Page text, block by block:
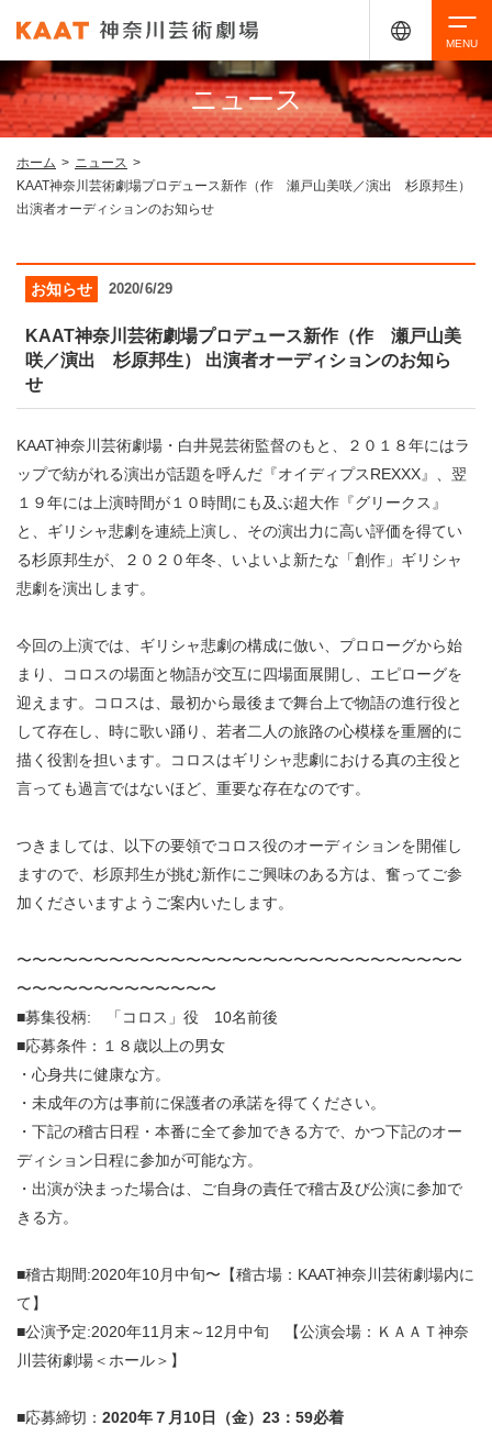
イベントを探す
・ イベント一覧
・ イベントカレンダー
ご来場案内
・ 館内サービス・アクセシビリティ
・ フロアマップ
・ レストラン/カフェ
・ 交通案内
・ よくある質問
施設を借りる
KAATについて
・ 芸術監督
・ 施設概要
・ フロアマップ
検索
アクセシビリティ チケット購入
ニュース
ホーム > ニュース >
KAAT神奈川芸術劇場プロデュース新作（作 瀬戸山美咲／演出 杉原邦生）
出演者オーディションのお知らせ
お知らせ 2020/6/29
KAAT神奈川芸術劇場プロデュース新作（作 瀬戸山美
咲／演出 杉原邦生） 出演者オーディションのお知ら
せ
KAAT神奈川芸術劇場・白井晃芸術監督のもと、２０１８年にはラ
ップで紡がれる演出が話題を呼んだ『オイディプスREXXX』、翌
１９年には上演時間が１０時間にも及ぶ超大作『グリークス』
と、ギリシャ悲劇を連続上演し、その演出力に高い評価を得てい
る杉原邦生が、２０２０年冬、いよいよ新たな「創作」ギリシャ
悲劇を演出します。
今回の上演では、ギリシャ悲劇の構成に倣い、プロローグから始
まり、コロスの場面と物語が交互に四場面展開し、エピローグを
迎えます。コロスは、最初から最後まで舞台上で物語の進行役と
して存在し、時に歌い踊り、若者二人の旅路の心模様を重層的に
描く役割を担います。コロスはギリシャ悲劇における真の主役と
言っても過言ではないほど、重要な存在なのです。
つきましては、以下の要領でコロス役のオーディションを開催し
ますので、杉原邦生が挑む新作にご興味のある方は、奮ってご参
加くださいますようご案内いたします。
〜〜〜〜〜〜〜〜〜〜〜〜〜〜〜〜〜〜〜〜〜〜〜〜〜〜〜〜〜
〜〜〜〜〜〜〜〜〜〜〜〜〜
■募集役柄: 「コロス」役
10名前後
■応募条件：１８歳以上の男女
・心身共に健康な方。
・未成年の方は事前に保護者の承諾を得てください。
・下記の稽古日程・本番に全て参加できる方で、かつ下記のオー
ディション日程に参加が可能な方。
・出演が決まった場合は、ご自身の責任で稽古及び公演に参加で
きる方。
■稽古期間:2020年10月中旬〜【稽古場：KAAT神奈川芸術劇場内に
て】
■公演予定:2020年11月末～12月中旬 【公演会場：ＫＡＡＴ神奈
川芸術劇場＜ホール＞】
■応募締切： 2020年７月10日（金）23：59必着